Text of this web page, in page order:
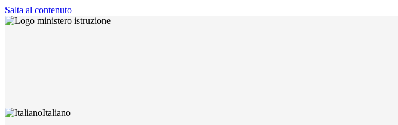
Salta al contenuto
Italiano